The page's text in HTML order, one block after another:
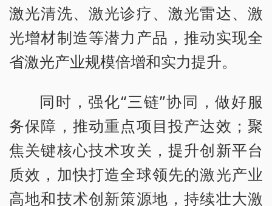
激光清洗、激光诊疗、激光雷达、激
光增材制造等潜力产品，推动实现全
省激光产业规模倍增和实力提升。
同时，强化“三链”协同，做好服
务保障，推动重点项目投产达效；聚
焦关键核心技术攻关，提升创新平台
质效，加快打造全球领先的激光产业
高地和技术创新策源地，持续壮大激